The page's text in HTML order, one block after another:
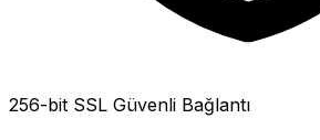
256-bit SSL Güvenli Bağlantı